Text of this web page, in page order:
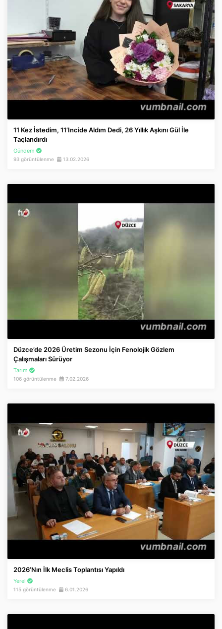
11 Kez İstedim, 11’incide Aldım Dedi, 26 Yıllık Aşkını Gül İle
Taçlandırdı
Gündem
93 görüntülenme 13.02.2026
Düzce’de 2026 Üretim Sezonu İçin Fenolojik Gözlem
Çalışmaları Sürüyor
Tarım
106 görüntülenme 7.02.2026
2026’nın İlk Meclis Toplantısı Yapıldı
Yerel
115 görüntülenme 6.01.2026